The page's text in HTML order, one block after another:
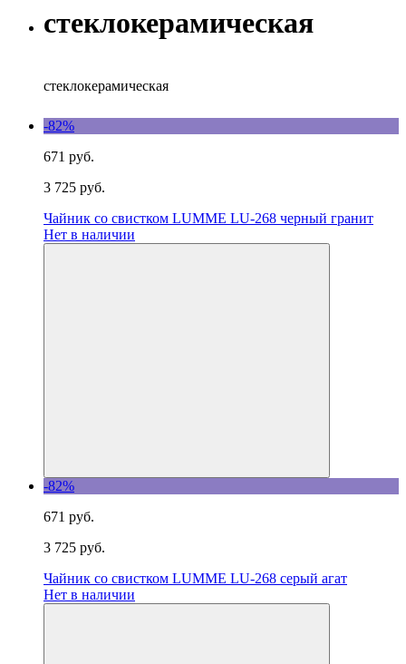
стеклокерамическая
стеклокерамическая
-82%
671 руб.
3 725 руб.
Чайник со свистком LUMME LU-268 черный гранит
Нет в наличии
-82%
671 руб.
3 725 руб.
Чайник со свистком LUMME LU-268 серый агат
Нет в наличии